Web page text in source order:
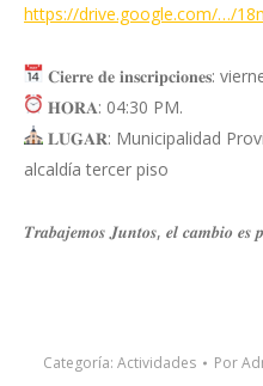
https://drive.google.com/…/
𝐂𝐢𝐞𝐫𝐫𝐞 𝐝𝐞 𝐢𝐧𝐬𝐜𝐫𝐢𝐩𝐜𝐢𝐨𝐧𝐞𝐬:
𝐇𝐎𝐑𝐀: 04:30 PM.
𝐋𝐔𝐆𝐀𝐑: Municipalidad
alcaldía tercer piso
𝑻𝒓𝒂𝒃𝒂𝒋𝒆𝒎𝒐𝒔 𝑱𝒖𝒏𝒕𝒐𝒔, 𝒆𝒍 𝒄𝒂𝒎𝒃𝒊𝒐 𝒆𝒔
Categoría: Actividades Por